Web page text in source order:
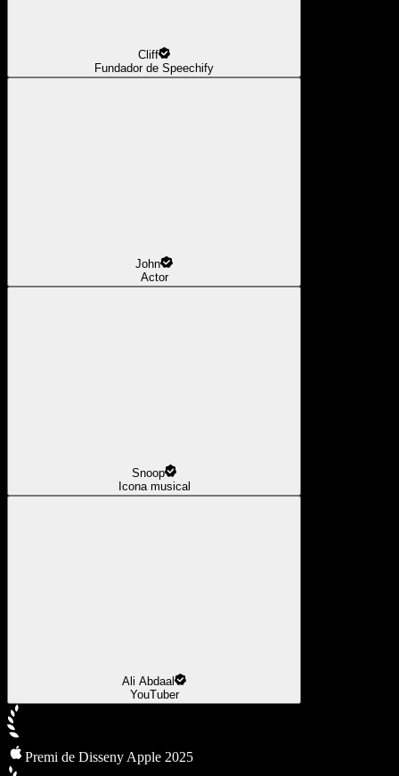
Cliff
Fundador de Speechify
John
Actor
Snoop
Icona musical
Ali Abdaal
YouTuber
Premi de Disseny Apple 2025